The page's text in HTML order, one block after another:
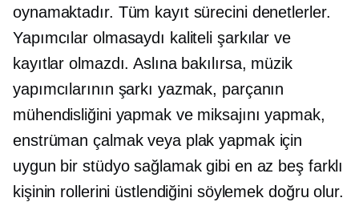
oynamaktadır. Tüm kayıt sürecini denetlerler.
Yapımcılar olmasaydı kaliteli şarkılar ve
kayıtlar olmazdı. Aslına bakılırsa, müzik
yapımcılarının şarkı yazmak, parçanın
mühendisliğini yapmak ve miksajını yapmak,
enstrüman çalmak veya plak yapmak için
uygun bir stüdyo sağlamak gibi en az beş farklı
kişinin rollerini üstlendiğini söylemek doğru olur.